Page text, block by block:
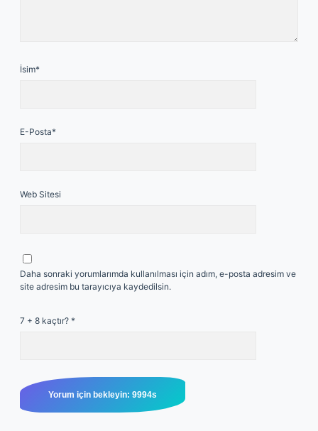
İsim*
E-Posta*
Web Sitesi
Daha sonraki yorumlarımda kullanılması için adım, e-posta adresim ve
site adresim bu tarayıcıya kaydedilsin.
7 + 8 kaçtır? *